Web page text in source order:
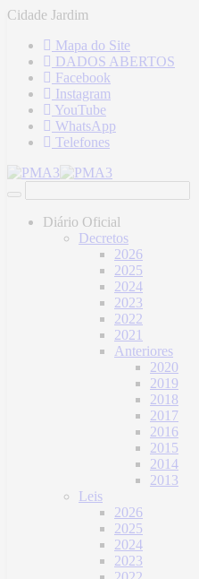
Cidade Jardim
Mapa do Site
DADOS ABERTOS
Facebook
Instagram
YouTube
WhatsApp
Telefones
Diário Oficial
Decretos
2026
2025
2024
2023
2022
2021
Anteriores
2020
2019
2018
2017
2016
2015
2014
2013
Leis
2026
2025
2024
2023